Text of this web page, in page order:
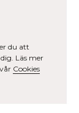
du att
Läs mer
Cookies